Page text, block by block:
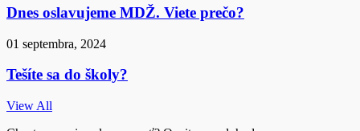
Dnes oslavujeme MDŽ. Viete prečo?
01 septembra, 2024
Tešíte sa do školy?
View All